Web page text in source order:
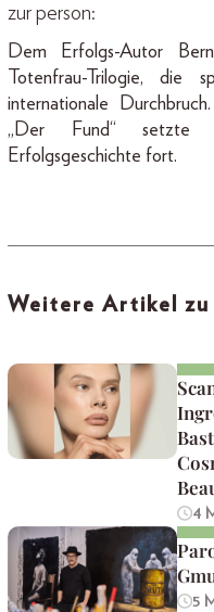
zur person:
Dem Erfolgs-Autor
Totenfrau-Trilogie,
internationale
„Der Fund“ setzte
Erfolgsgeschichte fort.
Weitere Artikel zu
4
5